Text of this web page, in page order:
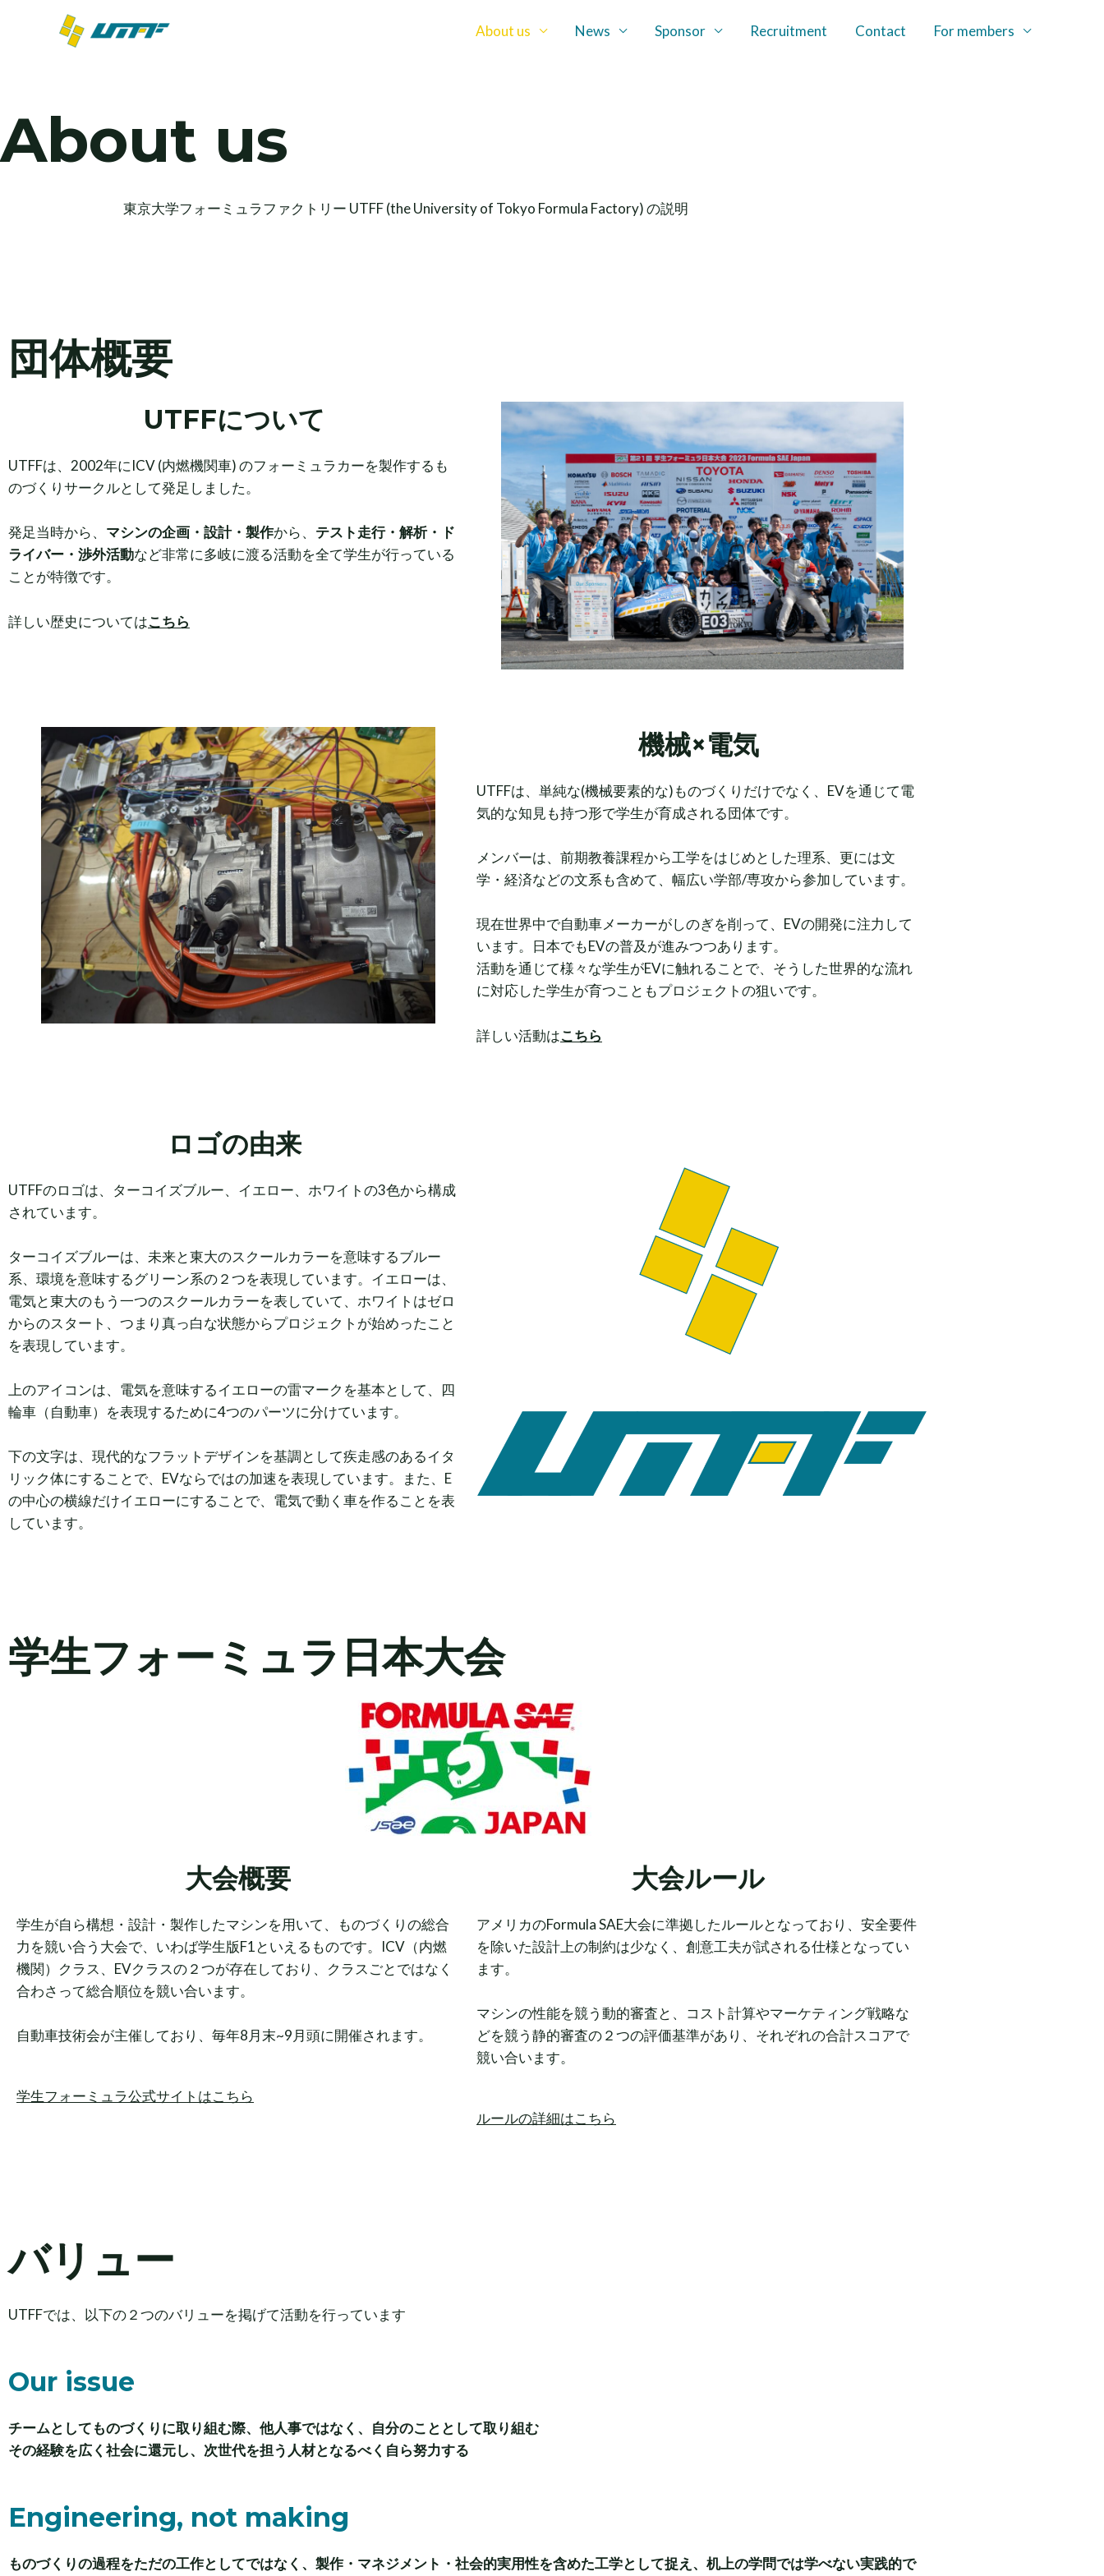
プ
About us News Sponsor Recruitment Contact For members
About us
東京大学フォーミュラファクトリー UTFF (the University of Tokyo Formula Factory) の説明
団体概要
UTFFについて
UTFFは、2002年にICV (内燃機関車) のフォーミュラカーを製作するも
のづくりサークルとして発足しました。
発足当時から、 マシンの企画・設計・製作から、 テスト走行・解析・ド
ライバー・渉外活動など非常に多岐に渡る活動を全て学生が行っている
ことが特徴です。
詳しい歴史についてはこちら
機械×電気
UTFFは、単純な(機械要素的な)ものづくりだけでなく、EVを通じて電
気的な知見も持つ形で学生が育成される団体です。
メンバーは、前期教養課程から工学をはじめとした理系、更には文
学・経済などの文系も含めて、幅広い学部/専攻から参加しています。
現在世界中で自動車メーカーがしのぎを削って、EVの開発に注力して
います。日本でもEVの普及が進みつつあります。
活動を通じて様々な学生がEVに触れることで、そうした世界的な流れ
に対応した学生が育つこともプロジェクトの狙いです。
詳しい活動はこちら
ロゴの由来
UTFFのロゴは、ターコイズブルー、イエロー、ホワイトの3色から構成
されています。
ターコイズブルーは、未来と東大のスクールカラーを意味するブルー
系、環境を意味するグリーン系の２つを表現しています。 イエローは、
電気と東大のもう一つのスクールカラーを表していて、ホワイトはゼロ
からのスタート、つまり真っ白な状態からプロジェクトが始めったこと
を表現しています。
上のアイコンは、電気を意味するイエローの雷マークを基本として、四
輪車（自動車）を表現するために4つのパーツに分けています。
下の文字は、現代的なフラットデザインを基調として疾走感のあるイタ
リック体にすることで、EVならではの加速を表現しています。また、E
の中心の横線だけイエローにすることで、電気で動く車を作ることを表
しています。
学生フォーミュラ日本大会
大会概要
学生が自ら構想・設計・製作したマシンを用いて、ものづくりの総合
力を競い合う大会で、いわば学生版F1といえるものです。ICV（内燃
機関）クラス、EVクラスの２つが存在しており、クラスごとではなく
合わさって総合順位を競い合います。
自動車技術会が主催しており、毎年8月末~9月頭に開催されます。
学生フォーミュラ公式サイトはこちら
大会ルール
アメリカのFormula SAE大会に準拠したルールとなっており、安全要件
を除いた設計上の制約は少なく、創意工夫が試される仕様となってい
ます。
マシンの性能を競う動的審査と、コスト計算やマーケティング戦略な
どを競う静的審査の２つの評価基準があり、それぞれの合計スコアで
競い合います。
ルールの詳細はこちら
バリュー
UTFFでは、以下の２つのバリューを掲げて活動を行っています
Our issue
チームとしてものづくりに取り組む際、他人事ではなく、自分のこととして取り組む
その経験を広く社会に還元し、次世代を担う人材となるべく自ら努力する
Engineering, not making
ものづくりの過程をただの工作としてではなく、製作・マネジメント・社会的実用性を含めた工学として捉え、机上の学問では学べない実践的で